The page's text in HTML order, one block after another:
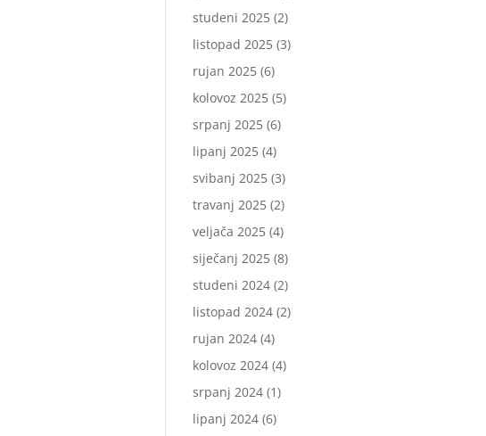
studeni 2025 (2)
listopad 2025 (3)
rujan 2025 (6)
kolovoz 2025 (5)
srpanj 2025 (6)
lipanj 2025 (4)
svibanj 2025 (3)
travanj 2025 (2)
veljača 2025 (4)
siječanj 2025 (8)
studeni 2024 (2)
listopad 2024 (2)
rujan 2024 (4)
kolovoz 2024 (4)
srpanj 2024 (1)
lipanj 2024 (6)